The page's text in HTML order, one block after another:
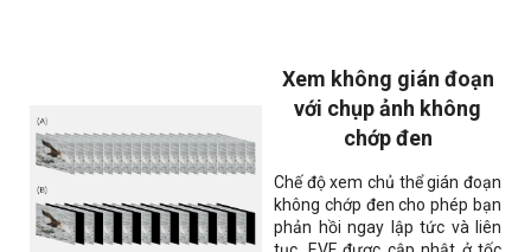
Xem không gián đoạn
với chụp ảnh không
chớp đen
Chế độ xem chủ thể gián đoạn
không chớp đen cho phép bạn
phản hồi ngay lập tức và liên